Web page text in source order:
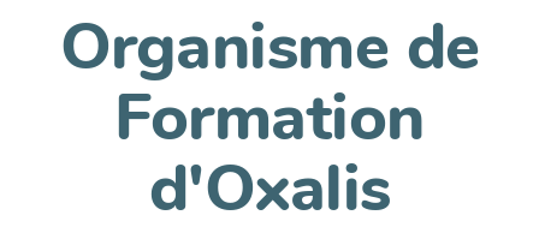
Organisme de
Formation
d'Oxalis